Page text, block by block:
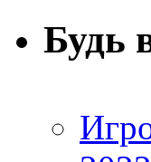
Будь